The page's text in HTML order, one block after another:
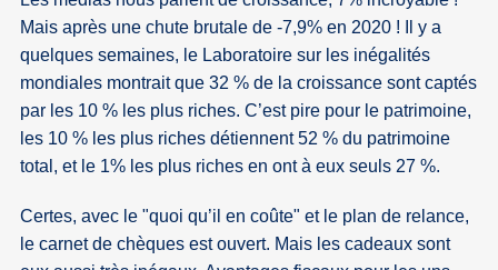
Mais après une chute brutale de -7,9% en 2020 ! Il y a
quelques semaines, le Laboratoire sur les inégalités
mondiales montrait que 32 % de la croissance sont captés
par les 10 % les plus riches. C’est pire pour le patrimoine,
les 10 % les plus riches détiennent 52 % du patrimoine
total, et le 1% les plus riches en ont à eux seuls 27 %.
Certes, avec le "quoi qu’il en coûte" et le plan de relance,
le carnet de chèques est ouvert. Mais les cadeaux sont